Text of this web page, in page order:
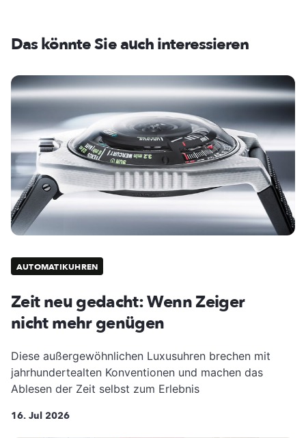
Das könnte Sie auch interessieren
AUTOMATIKUHREN
Zeit neu gedacht: Wenn Zeiger
nicht mehr genügen
Diese außergewöhnlichen Luxusuhren brechen mit
jahrhundertealten Konventionen und machen das
Ablesen der Zeit selbst zum Erlebnis
16. Jul 2026